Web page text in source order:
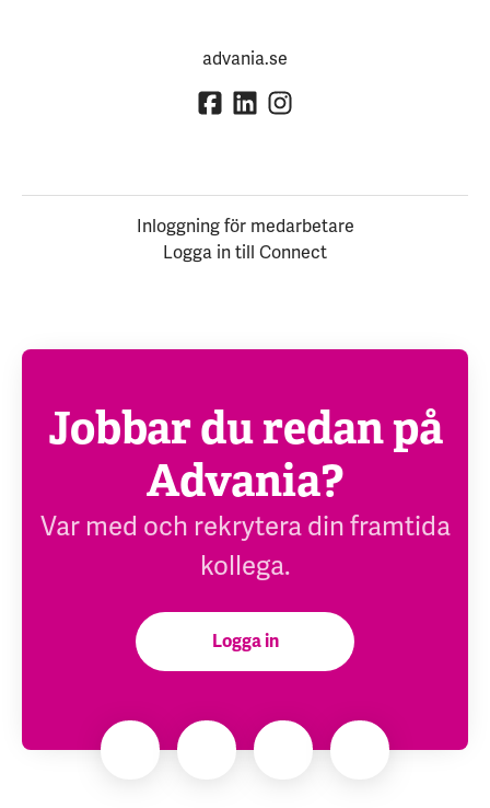
advania.se
Inloggning för medarbetare
Logga in till Connect
Jobbar du redan på
Advania?
Var med och rekrytera din framtida
kollega.
Logga in